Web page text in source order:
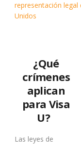
representación legal
Unidos
¿Qué
crímenes
aplican
para Visa
U?
Las leyes de